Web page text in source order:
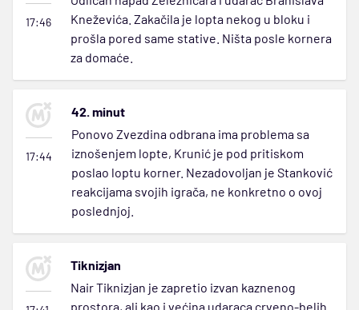
17:46
Kneževića. Zakačila je lopta nekog u bloku i
prošla pored same stative. Ništa posle kornera
za domaće.
17:44
42. minut
Ponovo Zvezdina odbrana ima problema sa
iznošenjem lopte, Krunić je pod pritiskom
poslao loptu korner. Nezadovoljan je Stanković
reakcijama svojih igrača, ne konkretno o ovoj
poslednjoj.
Tiknizjan
Nair Tiknizjan je zapretio izvan kaznenog
prostora, ali kao i većina udaraca crveno-belih